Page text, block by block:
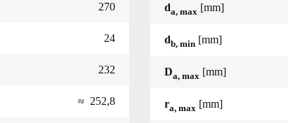
270
24
232
≈ 252,8
da, max [mm]
db, min [mm]
Da, max [mm]
ra, max [mm]